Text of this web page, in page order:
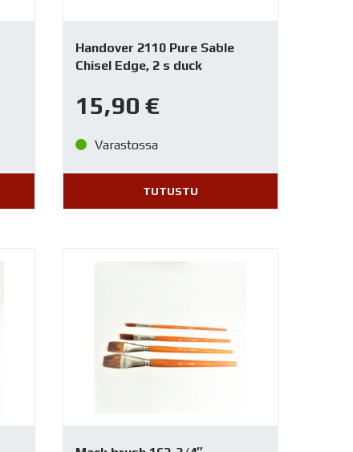
Handover 2110 Pure Sable
Chisel Edge, 2 s duck
15,90 €
Varastossa
TUTUSTU